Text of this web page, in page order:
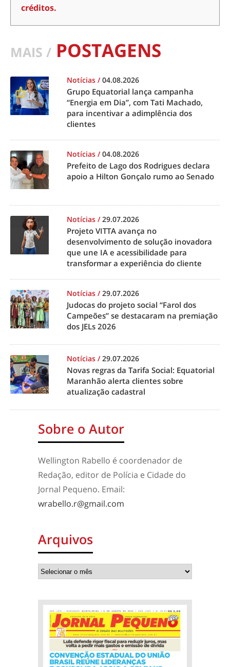
créditos.
MAIS / POSTAGENS
Notícias /04.08.2026
Grupo Equatorial lança campanha
“Energia em Dia”, com Tati Machado,
para incentivar a adimplência dos
clientes
Notícias /04.08.2026
Prefeito de Lago dos Rodrigues declara
apoio a Hilton Gonçalo rumo ao Senado
Notícias /29.07.2026
Projeto VITTA avança no
desenvolvimento de solução inovadora
que une IA e acessibilidade para
transformar a experiência do cliente
Notícias /29.07.2026
Judocas do projeto social “Farol dos
Campeões” se destacaram na premiação
dos JELs 2026
Notícias /29.07.2026
Novas regras da Tarifa Social: Equatorial
Maranhão alerta clientes sobre
atualização cadastral
Sobre o Autor
Wellington Rabello é coordenador de
Redação, editor de Polícia e Cidade do
Jornal Pequeno. Email:
wrabello.r@gmail.com
Arquivos